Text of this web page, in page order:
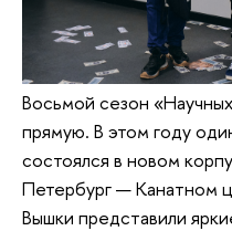
Восьмой сезон
прямую. В этом году
состоялся в новом
Петербург — Канатном
Вышки представили